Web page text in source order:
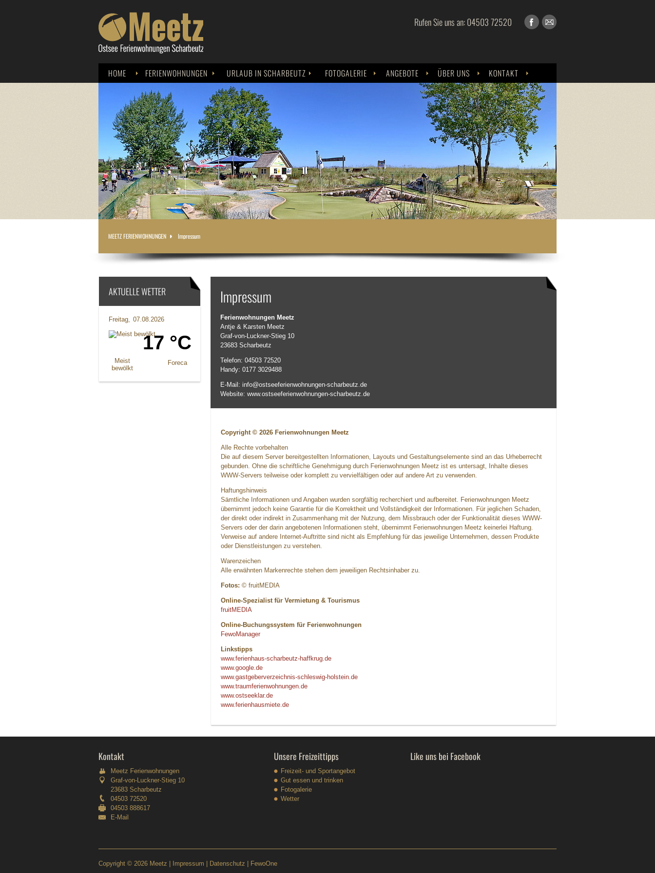
Rufen Sie uns an: 04503 72520
HOME FERIENWOHNUNGEN URLAUB IN SCHARBEUTZ FOTOGALERIE ANGEBOTE ÜBER UNS KONTAKT
MEETZ FERIENWOHNUNGEN Impressum
Impressum
Ferienwohnungen Meetz
Antje & Karsten Meetz
Graf-von-Luckner-Stieg 10
23683 Scharbeutz
Telefon: 04503 72520
Handy: 0177 3029488
E-Mail: info@ostseeferienwohnungen-scharbeutz.de
Website: www.ostseeferienwohnungen-scharbeutz.de
Copyright © 2026 Ferienwohnungen Meetz
Alle Rechte vorbehalten
Die auf diesem Server bereitgestellten Informationen, Layouts und Gestaltungselemente sind an das Urheberrecht
gebunden. Ohne die schriftliche Genehmigung durch Ferienwohnungen Meetz ist es untersagt, Inhalte dieses
WWW-Servers teilweise oder komplett zu vervielfältigen oder auf andere Art zu verwenden.
Haftungshinweis
Sämtliche Informationen und Angaben wurden sorgfältig recherchiert und aufbereitet. Ferienwohnungen Meetz
übernimmt jedoch keine Garantie für die Korrektheit und Vollständigkeit der Informationen. Für jeglichen Schaden,
der direkt oder indirekt in Zusammenhang mit der Nutzung, dem Missbrauch oder der Funktionalität dieses WWW-
Servers oder der darin angebotenen Informationen steht, übernimmt Ferienwohnungen Meetz keinerlei Haftung.
Verweise auf andere Internet-Auftritte sind nicht als Empfehlung für das jeweilige Unternehmen, dessen Produkte
oder Dienstleistungen zu verstehen.
Warenzeichen
Alle erwähnten Markenrechte stehen dem jeweiligen Rechtsinhaber zu.
Fotos: © fruitMEDIA
Online-Spezialist für Vermietung & Tourismus
fruitMEDIA
Online-Buchungssystem für Ferienwohnungen
FewoManager
Linkstipps
www.ferienhaus-scharbeutz-haffkrug.de
www.google.de
www.gastgeberverzeichnis-schleswig-holstein.de
www.traumferienwohnungen.de
www.ostseeklar.de
www.ferienhausmiete.de
AKTUELLE WETTER
Freitag 07.08.2026
Meist
bewölkt
17 °C
Foreca
Kontakt
Meetz Ferienwohnungen
Graf-von-Luckner-Stieg 10
23683 Scharbeutz
04503 72520
04503 888617
E-Mail
Unsere Freizeittipps
Freizeit- und Sportangebot
Gut essen und trinken
Fotogalerie
Wetter
Like uns bei Facebook
Copyright © 2026 Meetz | Impressum | Datenschutz | FewoOne